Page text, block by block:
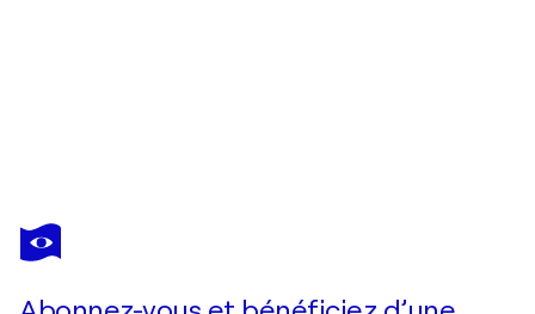
STEPHANIE HO
Puppy Love Nano 01